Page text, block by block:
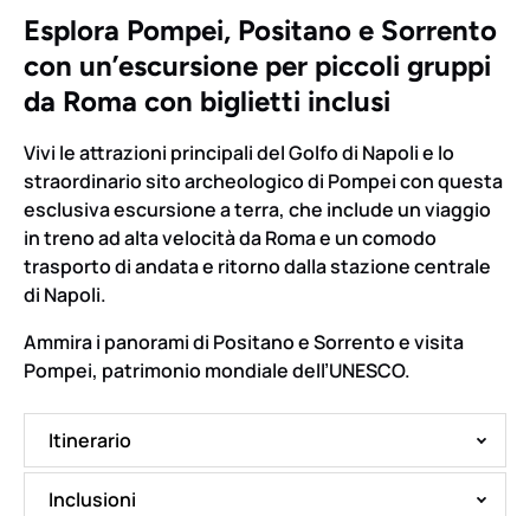
Esplora Pompei, Positano e Sorrento
con un’escursione per piccoli gruppi
da Roma con biglietti inclusi
Vivi le attrazioni principali del Golfo di Napoli e lo
straordinario sito archeologico di Pompei con questa
esclusiva escursione a terra, che include un viaggio
in treno ad alta velocità da Roma e un comodo
trasporto di andata e ritorno dalla stazione centrale
di Napoli.
Ammira i panorami di Positano e Sorrento e visita
Pompei, patrimonio mondiale dell’UNESCO.
Itinerario
Inclusioni